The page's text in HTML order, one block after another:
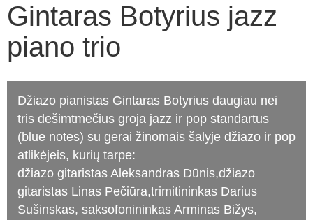
Gintaras Botyrius jazz
piano trio
Džiazo pianistas Gintaras Botyrius daugiau nei
tris dešimtmečius groja jazz ir pop standartus
(blue notes) su gerai žinomais šalyje džiazo ir pop
atlikėjeis, kurių tarpe:
džiazo gitaristas Aleksandras Dūnis,džiazo
gitaristas Linas Pečiūra,trimitininkas Darius
Sušinskas, saksofonininkas Arminas Bižys,